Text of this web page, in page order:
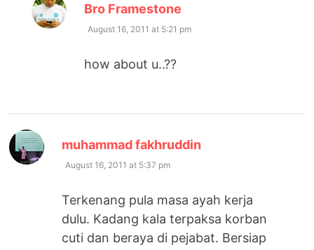
Bro Framestone
August 16, 2011 at 5:21 pm
how about u..??
muhammad fakhruddin
August 16, 2011 at 5:37 pm
Terkenang pula masa ayah kerja
dulu. Kadang kala terpaksa korban
cuti dan beraya di pejabat. Bersiap